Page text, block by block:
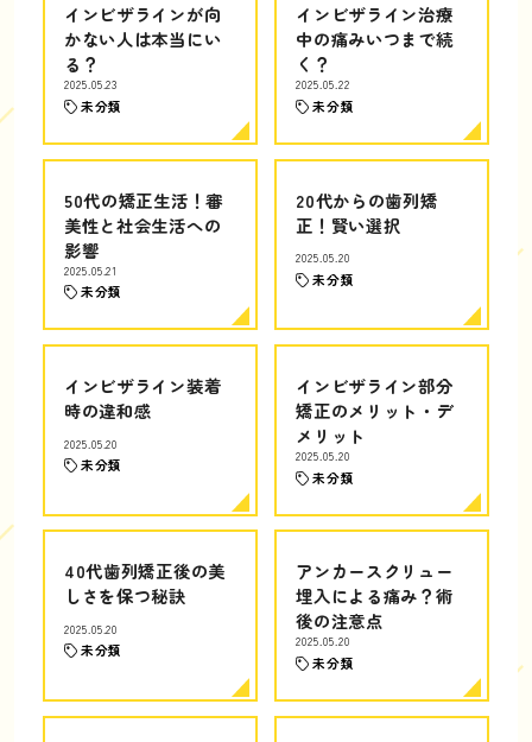
インビザラインが向
かない人は本当にい
る？
2025.05.23
未分類
インビザライン治療
中の痛みいつまで続
く？
2025.05.22
未分類
50代の矯正生活！審
美性と社会生活への
影響
2025.05.21
未分類
20代からの歯列矯
正！賢い選択
2025.05.20
未分類
インビザライン装着
時の違和感
2025.05.20
未分類
インビザライン部分
矯正のメリット・デ
メリット
2025.05.20
未分類
40代歯列矯正後の美
しさを保つ秘訣
2025.05.20
未分類
アンカースクリュー
埋入による痛み？術
後の注意点
2025.05.20
未分類